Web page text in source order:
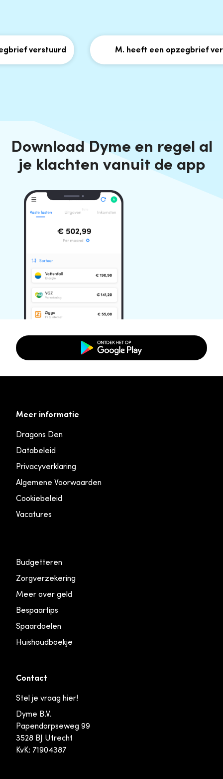
verstuurd M. heeft een opzegbrief
Download Dyme en regel al
je klachten vanuit de app
Meer informatie
Dragons Den
Databeleid
Privacyverklaring
Algemene Voorwaarden
Cookiebeleid
Vacatures
Budgetteren
Zorgverzekering
Meer over geld
Bespaartips
Spaardoelen
Huishoudboekje
Contact
Stel je vraag hier!
Dyme B.V.
Papendorpseweg 99
3528 BJ Utrecht
KvK: 71904387